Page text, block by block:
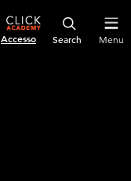
Accesso Menu